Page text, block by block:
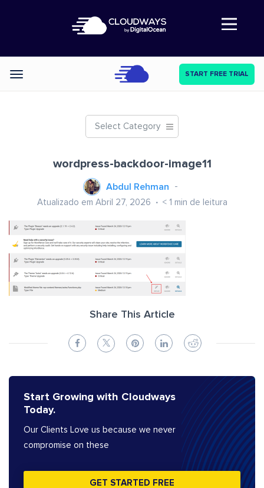
Abre a navegação
Categories START FREE TRIAL
Select Category
wordpress-backdoor-image11
Abdul Rehman
Atualizado em Abril 27, 2026 < 1 min de leitura
Share This Article
Start Growing with Cloudways
Today.
Our Clients Love us because we never
compromise on these
GET STARTED FREE